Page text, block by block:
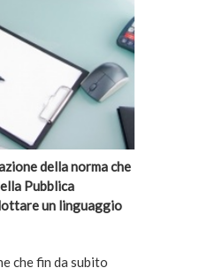
della norma che
Pubblica
un linguaggio
che fin da subito